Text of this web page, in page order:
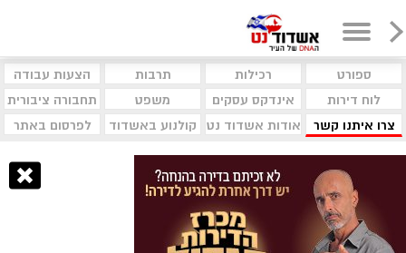
ספורט רכילות תרבות
הצעות עבודה
לוח דירות
אינדקס עסקים משפט
תחבורה ציבורית
צרו איתנו קשר
אודות אשדוד נט קולנוע באשדוד לפרסום באתר